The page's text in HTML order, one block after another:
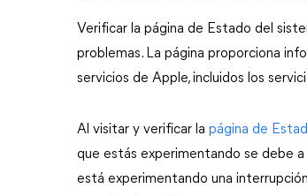
Verificar la página de Estado del
problemas. La página proporciona
servicios de Apple, incluidos los
Al visitar y verificar la página de
que estás experimentando se debe
está experimentando una